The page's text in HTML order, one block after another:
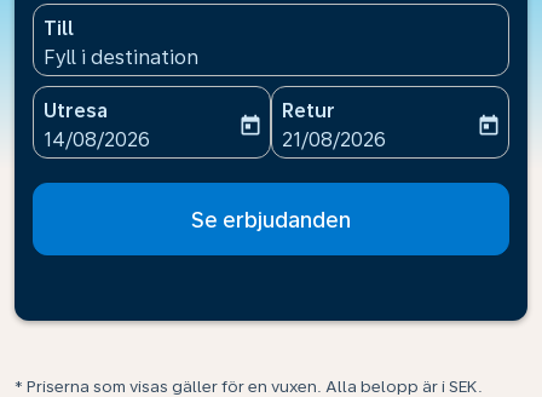
Till
Fyll i destination
Utresa
fc-booking-departure-date-aria-label
14/08/2026
today
Retur
fc-booking-return-date-
21/08/2026
today
Se erbjudanden
* Priserna som visas gäller för en vuxen. Alla belopp är i SEK.